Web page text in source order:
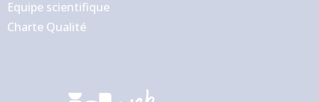
Equipe scientifique
Charte Qualité